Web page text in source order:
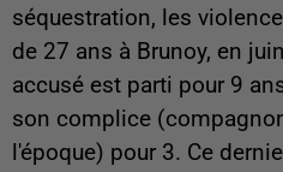
séquestration, les
de 27 ans à Brunoy, en
accusé est parti pour 9
son complice
l'époque) pour 3. Ce